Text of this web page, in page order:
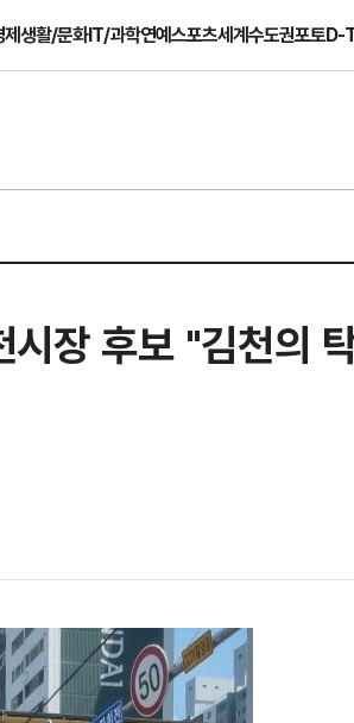
제생활/문화IT/과학연예스포츠세계수도권포토D-
장 후보 "김천의